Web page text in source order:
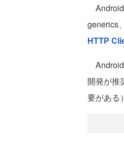
generics
HTTP
Android
開発が推
要がある